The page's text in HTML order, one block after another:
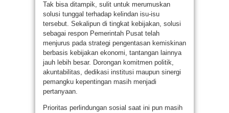
Tak bisa ditampik, sulit untuk merumuskan
solusi tunggal terhadap kelindan isu-isu
tersebut. Sekalipun di tingkat kebijakan, solusi
sebagai respon Pemerintah Pusat telah
menjurus pada strategi pengentasan kemiskinan
berbasis kebijakan ekonomi, tantangan lainnya
jauh lebih besar. Dorongan komitmen politik,
akuntabilitas, dedikasi institusi maupun sinergi
pemangku kepentingan masih menjadi
pertanyaan.
Prioritas perlindungan sosial saat ini pun masih